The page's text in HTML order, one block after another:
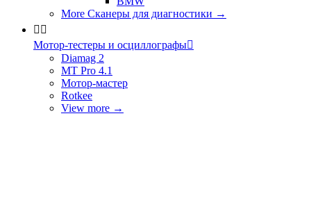
More Сканеры для диагностики →
 
Мотор-тестеры и осциллографы
Diamag 2
MT Pro 4.1
Мотор-мастер
Rotkee
View more →